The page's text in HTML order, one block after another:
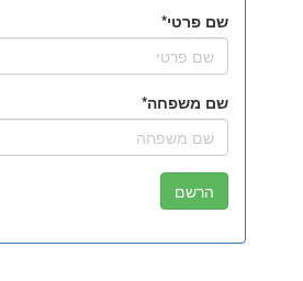
שם פרטי
שם משפחה